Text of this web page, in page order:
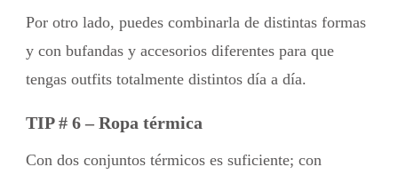
Por otro lado, puedes combinarla de distintas formas
y con bufandas y accesorios diferentes para que
tengas outfits totalmente distintos día a día.
TIP # 6 – Ropa térmica
Con dos conjuntos térmicos es suficiente; con